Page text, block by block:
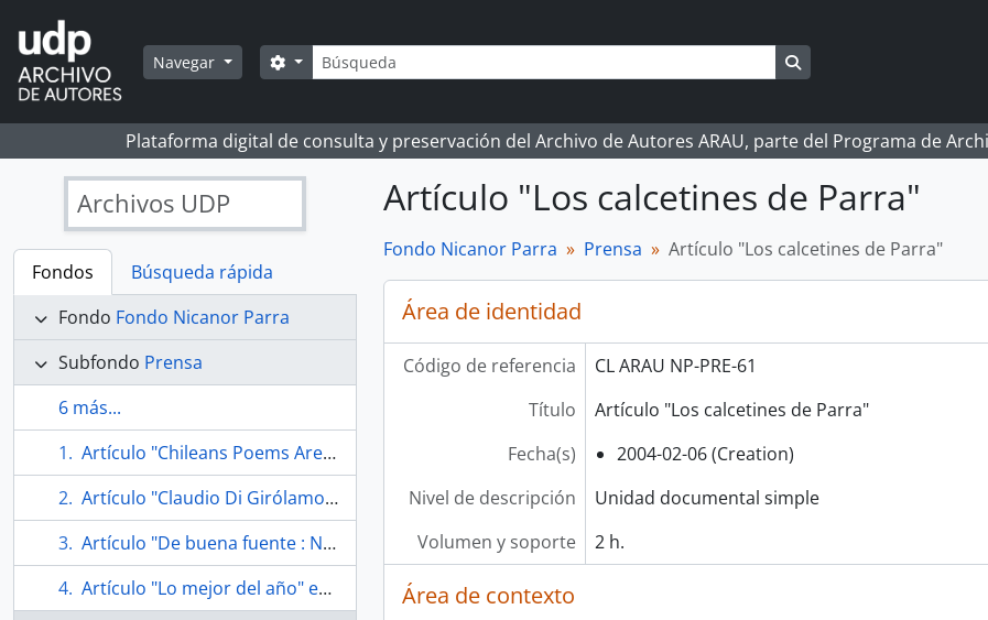
Skip to main content
Navegar Búsqueda
Search options
Plataforma digital de consulta y preservación del Archivo de Autores ARAU, parte del Programa de
Archivos UDP
Fondos
Búsqueda rápida
Fondo Fondo Nicanor Parra
Subfondo Prensa
6 más...
Artículo "Chileans Poems Are Translated" de The Times-Picayune/The New Orleans Advocate
Artículo "Claudio Di Girólamo se perfila como sucesor de Morgana Rodríguez en CCPLM"
Artículo "De buena fuente : Nuevo libro de Nicanor Parra" en Revista de Libros
Artículo "Lo mejor del año" en Emol
Artículo "Los calcetines de Parra"
Fondo Nicanor Parra Prensa Artículo "Los calcetines de Parra"
Área de identidad
Código de referencia
CL ARAU NP-PRE-61
Título
Artículo "Los calcetines de Parra"
Fecha(s)
2004-02-06 (Creation)
Nivel de descripción
Unidad documental simple
Volumen y soporte
2 h.
Área de contexto